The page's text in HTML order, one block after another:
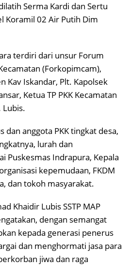
Serma Kardi dan Sertu
Koramil 02 Air Putih Dim
terdiri dari unsur Forum
(Forkopimcam),
Kav Iskandar, Plt. Kapolsek
Ketua TP PKK Kecamatan
Lubis.
dan anggota PKK tingkat desa,
lurah dan
Puskesmas Indrapura, Kepala
kepemudaan, FKDM
dan tokoh masyarakat.
Khaidir Lubis SSTP MAP
dengan semangat
kepada generasi penerus
dan menghormati jasa para
jiwa dan raga